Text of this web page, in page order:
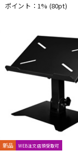
ポイント：1% (80pt)
新品 WEB注文店頭受取可